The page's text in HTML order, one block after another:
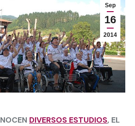
Sep
16
2014
DIVERSOS ESTUDIOS, EL